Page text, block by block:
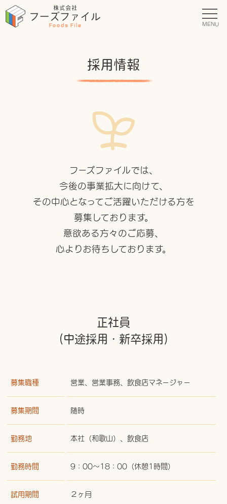
MENU
採用情報
フーズファイルでは、
今後の事業拡大に向けて、
その中心となってご活躍いただける方を
募集しております。
意欲ある方々のご応募、
心よりお待ちしております。
正社員
（中途採用・新卒採用）
募集職種 営業、営業事務、飲食店マネージャー
募集期間 随時
勤務地 本社（和歌山）、飲食店
勤務時間 9：00～18：00（休憩1時間）
試用期間 ２ヶ月